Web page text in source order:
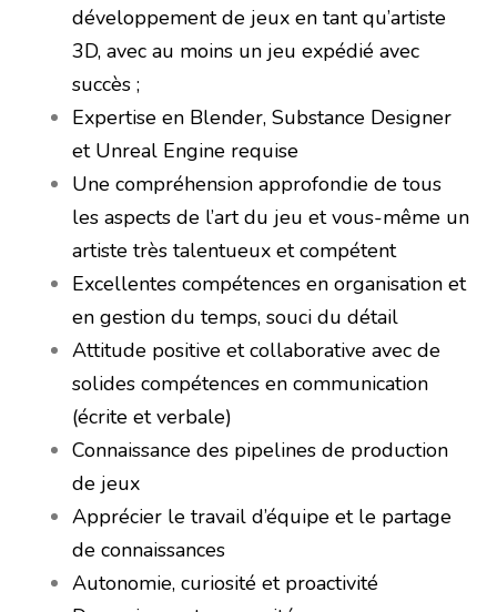
développement de jeux en tant qu’artiste
3D, avec au moins un jeu expédié avec
succès ;
Expertise en Blender, Substance Designer
et Unreal Engine requise
Une compréhension approfondie de tous
les aspects de l’art du jeu et vous-même un
artiste très talentueux et compétent
Excellentes compétences en organisation et
en gestion du temps, souci du détail
Attitude positive et collaborative avec de
solides compétences en communication
(écrite et verbale)
Connaissance des pipelines de production
de jeux
Apprécier le travail d’équipe et le partage
de connaissances
Autonomie, curiosité et proactivité